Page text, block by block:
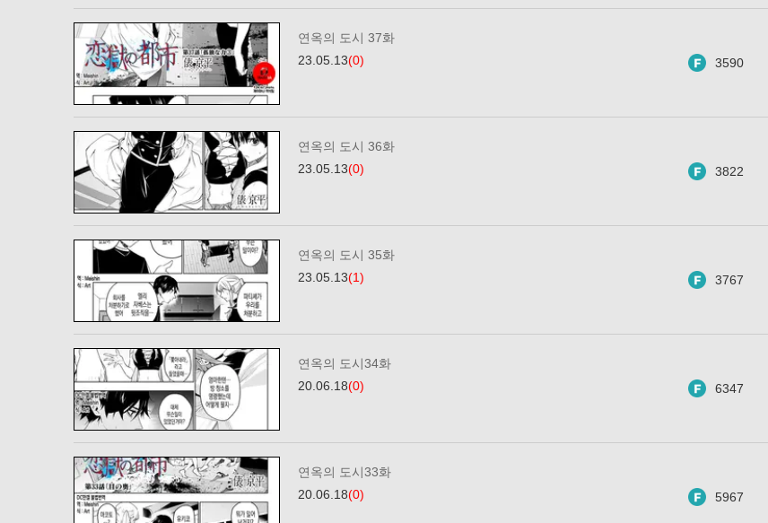
연옥의 도시 37화
23.05.13(0) 3590
연옥의 도시 36화
23.05.13(0) 3822
연옥의 도시 35화
23.05.13(1) 3767
연옥의 도시34화
20.06.18(0) 6347
연옥의 도시33화
20.06.18(0) 5967